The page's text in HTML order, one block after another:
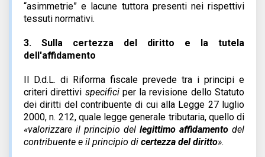
“asimmetrie” e lacune tuttora presenti nei rispettivi
tessuti normativi.
3. Sulla certezza del diritto e la tutela
dell'affidamento
Il D.d.L. di Riforma fiscale prevede tra i principi e
criteri direttivi specificiper la revisione dello Statuto
dei diritti del contribuente di cui alla Legge 27 luglio
2000, n. 212, quale legge generale tributaria, quello di
«valorizzare il principio del legittimo affidamento del
contribuente e il principio di certezza del diritto».